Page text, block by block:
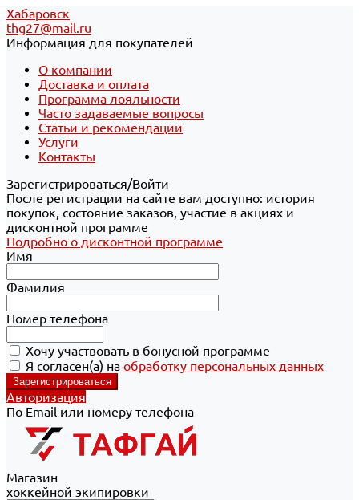
Хабаровск
thg27@mail.ru
Информация для покупателей
О компании
Доставка и оплата
Программа лояльности
Часто задаваемые вопросы
Статьи и рекомендации
Услуги
Контакты
Зарегистрироваться/Войти
После регистрации на сайте вам доступно: история
покупок, состояние заказов, участие в акциях и
дисконтной программе
Подробно о дисконтной программе
Имя
Фамилия
Номер телефона
Хочу участвовать в бонусной программе
Я согласен(а) на обработку персональных данных
Авторизация
По Email или номеру телефона
Магазин
хоккейной экипировки